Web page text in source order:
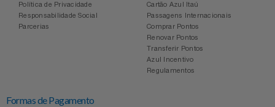
Política de Privacidade
Responsabilidade Social
Parcerias
Cartão Azul Itaú
Passagens Internacionais
Comprar Pontos
Renovar Pontos
Transferir Pontos
Azul Incentivo
Regulamentos
Formas de Pagamento